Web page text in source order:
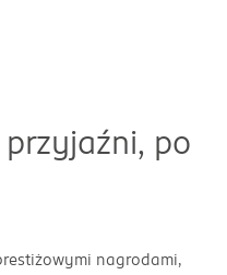
po
nagrodami,